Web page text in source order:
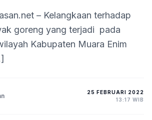
– Kelangkaan terhadap
goreng yang terjadi pada
Kabupaten Muara Enim
25 FEBRUARI 2022
13:17 WIB